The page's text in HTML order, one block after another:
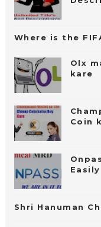
Where is the
Olx
kare
Coin
Shri Hanuman